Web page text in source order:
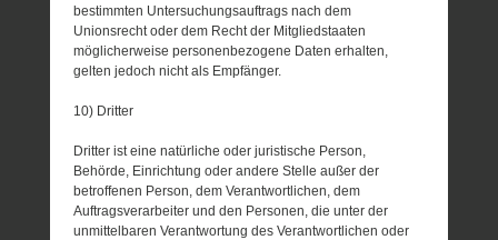
bestimmten Untersuchungsauftrags nach dem
Unionsrecht oder dem Recht der Mitgliedstaaten
möglicherweise personenbezogene Daten erhalten,
gelten jedoch nicht als Empfänger.
10) Dritter
Dritter ist eine natürliche oder juristische Person,
Behörde, Einrichtung oder andere Stelle außer der
betroffenen Person, dem Verantwortlichen, dem
Auftragsverarbeiter und den Personen, die unter der
unmittelbaren Verantwortung des Verantwortlichen oder